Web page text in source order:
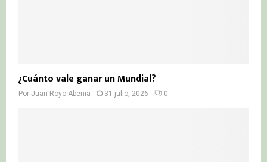
¿Cuánto vale ganar un Mundial?
Por Juan Royo Abenia 31 julio, 2026 0